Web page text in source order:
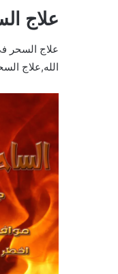
علاج
علاج السحر
الله,علاج